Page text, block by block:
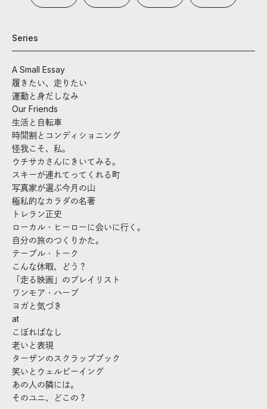
Series
A Small Essay
履きたい、走りたい
運動と身だしなみ
Our Friends
生活と自転車
時間割とコンディショニング
怪我こそ、私。
ウチサカさんにきいてみる。
スキーが連れてってくれる町
写真家が選ぶ今月の山
極私的なカラダの名著
トレラン正史
ローカル・ヒーローに会いに行く。
自分の旅のつくりかた。
テーブル・トーク
こんな休暇、どう？
「走る映画」のプレイリスト
ワンモア・ハーブ
ヨガと気づき
at
こぼればなし
老いと表現
ターザンのスクラップブック
笑いとウェルビーイング
あの人の隣には。
そのユニ、どこの？